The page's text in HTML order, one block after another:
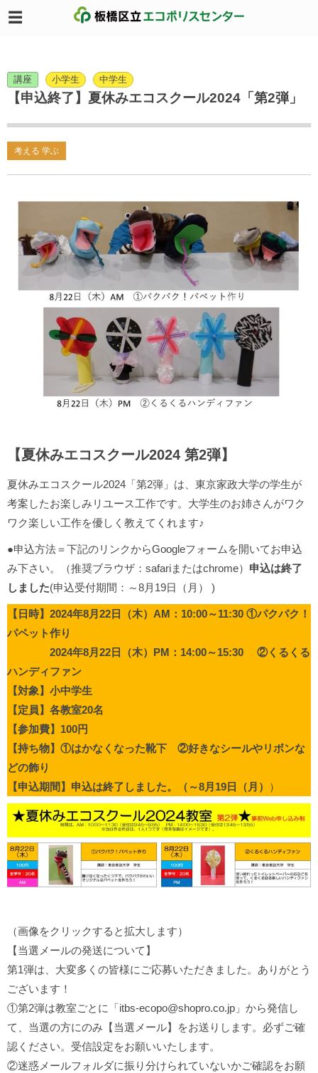
講座 小学生 中学生
【申込終了】夏休みエコスクール2024「第2弾」
考える 学ぶ
【夏休みエコスクール2024 第2弾】
夏休みエコスクール2024「第2弾」は、東京家政大学の学生が
考案したお楽しみリユース工作です。大学生のお姉さんがワク
ワク楽しい工作を優しく教えてくれます♪
●申込方法＝下記のリンクからGoogleフォームを開いてお申込
み下さい。（推奨ブラウザ：safariまたはchrome） 申込は終了
しました(申込受付期間：～8月19日（月） )
【日時】2024年8月22日（木）AM：10:00～11:30 ①パクパク！
パペット作り
2024年8月22日（木）PM：14:00～15:30 ②くるくる
ハンディファン
【対象】小中学生
【定員】各教室20名
【参加費】100円
【持ち物】①はかなくなった靴下 ②好きなシールやリボンな
どの飾り
【申込期間】申込は終了しました。（～8月19日（月）
）
（画像をクリックすると拡大します）
【当選メールの発送について】
第1弾は、大変多くの皆様にご応募いただきました。ありがとう
ございます！
①第2弾は教室ごとに「itbs-ecopo@shopro.co.jp」から発信し
て、当選の方にのみ【当選メール】をお送りします。必ずご確
認ください。受信設定をお願いいたします。
②迷惑メールフォルダに振り分けられていないかご確認をお願